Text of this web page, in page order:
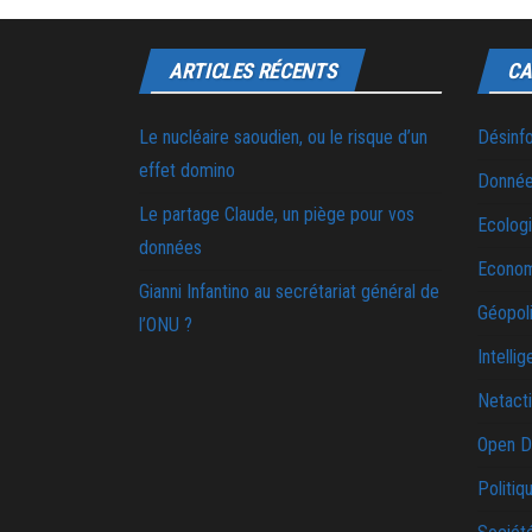
ARTICLES RÉCENTS
Le nucléaire saoudien, ou le risque d’un
effet domino
Le partage Claude, un piège pour vos
données
Gianni Infantino au secrétariat général de
l’ONU ?
Open